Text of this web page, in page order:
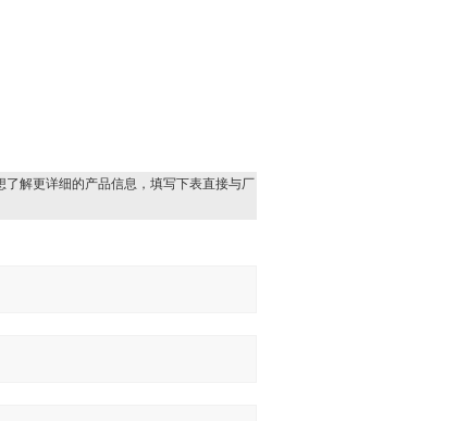
了解更详细的产品信息，填写下表直接与厂